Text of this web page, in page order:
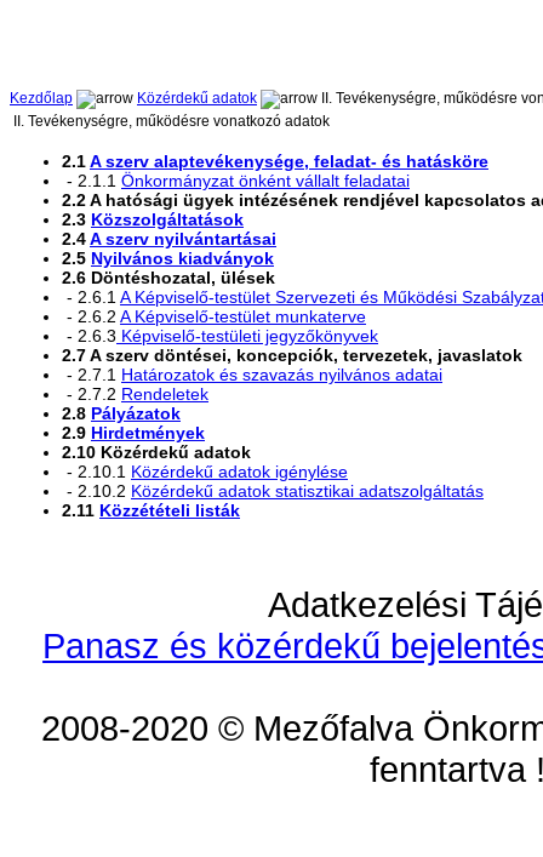
Kezdőlap Közérdekű adatok
II. Tevékenységre, működésre
II. Tevékenységre, működésre vonatkozó adatok
2.1A szerv alaptevékenysége, feladat- és hatásköre
- 2.1.1 Önkormányzat önként vállalt feladatai
2.2 A hatósági ügyek intézésének rendjével kapcsolatos
2.3 Közszolgáltatások
2.4A szerv nyilvántartásai
2.5 Nyilvános kiadványok
2.6 Döntéshozatal, ülések
- 2.6.1 A Képviselő-testület Szervezeti és Működési
- 2.6.2 A Képviselő-testület munkaterve
- 2.6.3 Képviselő-testületi jegyzőkönyvek
2.7 A szerv döntései, koncepciók, tervezetek, javaslatok
- 2.7.1 Határozatok és szavazás nyilvános adatai
- 2.7.2 Rendeletek
2.8 Pályázatok
2.9 Hirdetmények
2.10 Közérdekű adatok
- 2.10.1 Közérdekű adatok igénylése
- 2.10.2 Közérdekű adatok statisztikai adatszolgáltatás
2.11 Közzétételi listák
Adatkezelési
Panasz és közérdekű
2008-2020 © Mezőfalva
fenntartva